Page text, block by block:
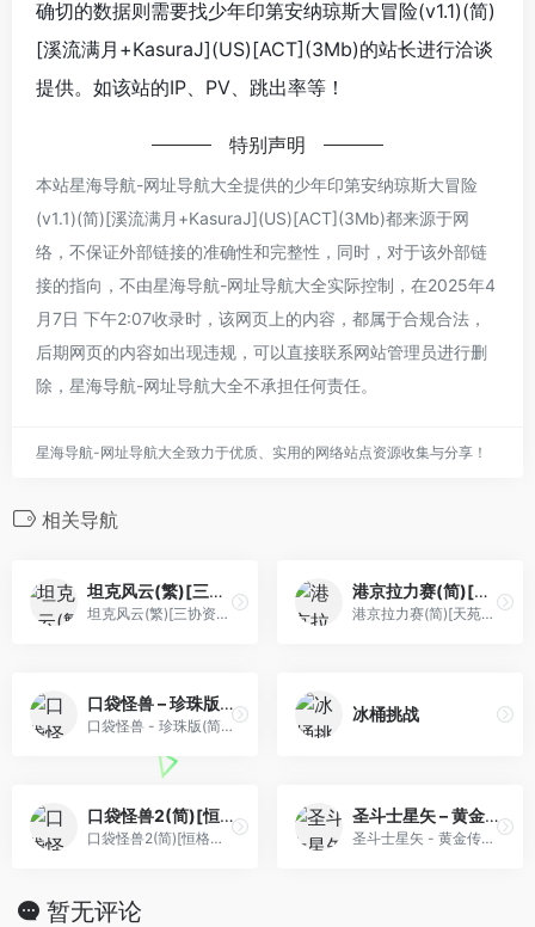
确切的数据则需要找少年印第安纳琼斯大冒险(v1.1)(简)
[溪流满月+KasuraJ](US)[ACT](3Mb)的站长进行洽谈
提供。如该站的IP、PV、跳出率等！
特别声明
本站星海导航-网址导航大全提供的少年印第安纳琼斯大冒险
(v1.1)(简)[溪流满月+KasuraJ](US)[ACT](3Mb)都来源于网
络，不保证外部链接的准确性和完整性，同时，对于该外部链
接的指向，不由星海导航-网址导航大全实际控制，在2025年4
月7日 下午2:07收录时，该网页上的内容，都属于合规合法，
后期网页的内容如出现违规，可以直接联系网站管理员进行删
除，星海导航-网址导航大全不承担任何责任。
星海导航-网址导航大全致力于优质、实用的网络站点资源收集与分享！
相关导航
坦克风云(繁)[三协资讯](CN)[STG](0.5Mb)
坦克风云(繁)[三协资讯](CN)[STG](0.5Mb)
港京拉力赛(简)[天苑软件](CN)[RAC](2Mb)
港京拉力赛(简)[天苑软件](CN)[RAC](2Mb)
口袋怪兽 – 珍珠版(简)[晶科泰](CN)[RPG](8Mb)
口袋怪兽 - 珍珠版(简)[晶科泰](CN)[RPG](8Mb)
冰桶挑战
口袋怪兽2(简)[恒格电子](CN)[RPG](8Mb)
口袋怪兽2(简)[恒格电子](CN)[RPG](8Mb)
圣斗士星矢 – 黄金传说(v1.0)(简)[汉化你妹](JP)[RPG](10Mb)
圣斗士星矢 - 黄金传说(v1.0)(简)[汉化你妹](JP)[RPG](10Mb)
暂无评论